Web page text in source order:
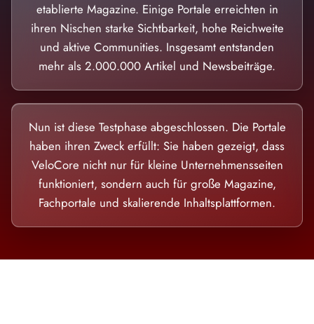
etablierte Magazine. Einige Portale erreichten in
ihren Nischen starke Sichtbarkeit, hohe Reichweite
und aktive Communities. Insgesamt entstanden
mehr als 2.000.000 Artikel und Newsbeiträge.
Nun ist diese Testphase abgeschlossen. Die Portale
haben ihren Zweck erfüllt: Sie haben gezeigt, dass
VeloCore nicht nur für kleine Unternehmensseiten
funktioniert, sondern auch für große Magazine,
Fachportale und skalierende Inhaltsplattformen.